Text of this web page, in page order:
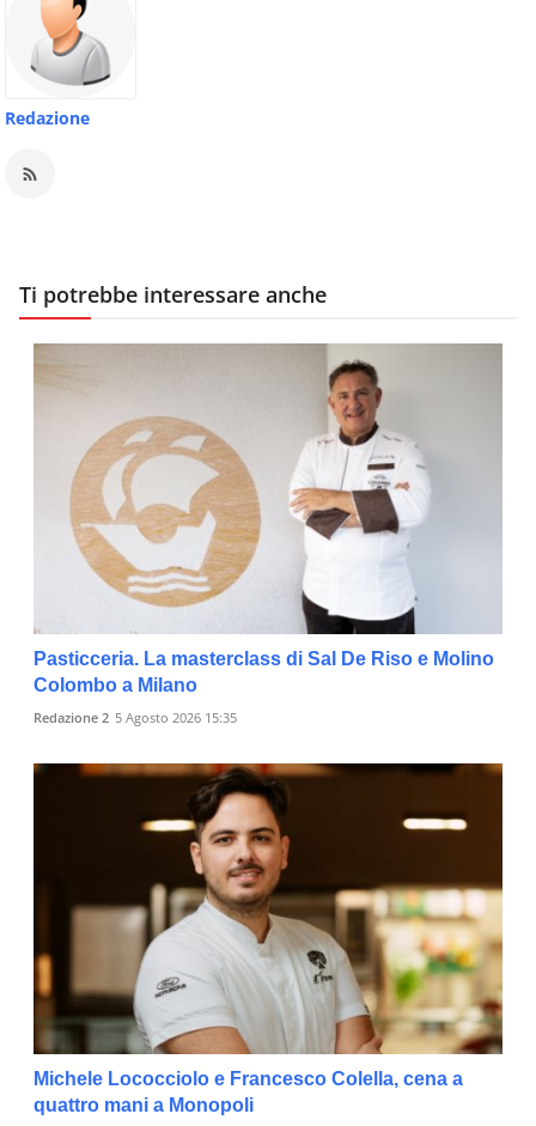
Redazione
Ti potrebbe interessare anche
Pasticceria. La masterclass di Sal De Riso e Molino
Colombo a Milano
Redazione 2 5 Agosto 2026 15:35
Michele Lococciolo e Francesco Colella, cena a
quattro mani a Monopoli